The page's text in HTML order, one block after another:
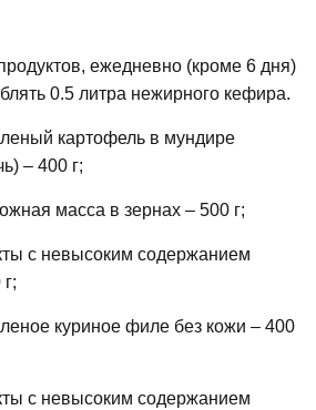
ежедневно (кроме 6 дня)
0.5 литра нежирного кефира.
картофель в мундире
– 400 г;
масса в зернах – 500 г;
с невысоким содержанием
куриное филе без кожи – 400
с невысоким содержанием